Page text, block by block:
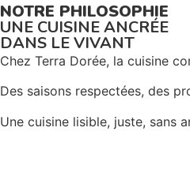
NOTRE PHILOSOPHIE
UNE CUISINE ANCRÉE
DANS LE VIVANT
Chez Terra Dorée, la cuisine
Des saisons respectées, des
Une cuisine lisible, juste, sans